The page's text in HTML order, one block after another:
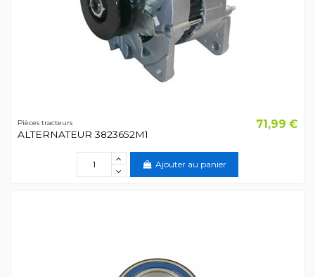
Pièces tracteurs
ALTERNATEUR 3823652M1
71,99 €
Ajouter au panier